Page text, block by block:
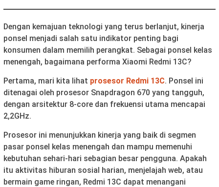
Dengan kemajuan teknologi yang terus berlanjut, kinerja
ponsel menjadi salah satu indikator penting bagi
konsumen dalam memilih perangkat. Sebagai ponsel kelas
menengah, bagaimana performa Xiaomi Redmi 13C?
Pertama, mari kita lihat prosesor Redmi 13C. Ponsel ini
ditenagai oleh prosesor Snapdragon 670 yang tangguh,
dengan arsitektur 8-core dan frekuensi utama mencapai
2,2GHz.
Prosesor ini menunjukkan kinerja yang baik di segmen
pasar ponsel kelas menengah dan mampu memenuhi
kebutuhan sehari-hari sebagian besar pengguna. Apakah
itu aktivitas hiburan sosial harian, menjelajah web, atau
bermain game ringan, Redmi 13C dapat menangani